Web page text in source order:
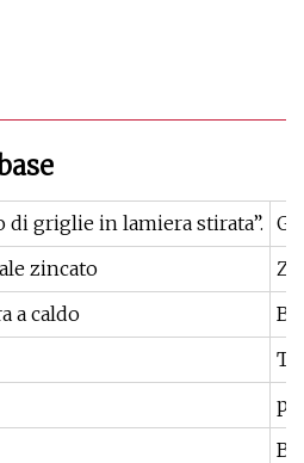
di griglie in lamiera stirata”.
zincato
a caldo